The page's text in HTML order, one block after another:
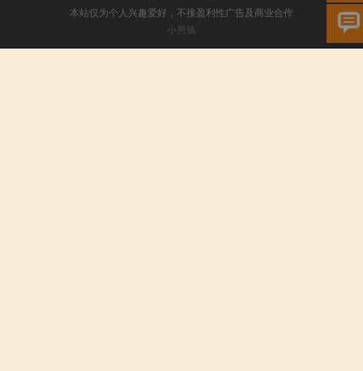
本站仅为个人兴趣爱好，不接盈利性广告及商业合作
小男孩